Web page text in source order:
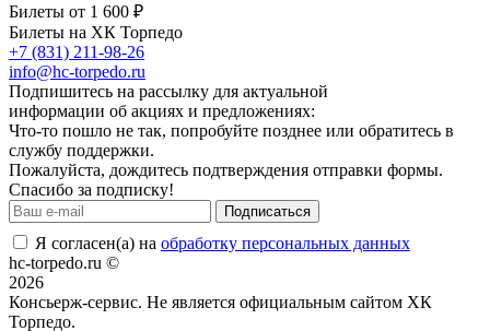
Билеты от 1 600 ₽
Билеты на ХК Торпедо
+7 (831) 211-98-26
info@hc-torpedo.ru
Подпишитесь на рассылку для актуальной
информации об акциях и предложениях:
Что-то пошло не так, попробуйте позднее или обратитесь в
службу поддержки.
Пожалуйста, дождитесь подтверждения отправки формы.
Спасибо за подписку!
Подписаться
Я согласен(а) на обработку персональных данных
hc-torpedo.ru ©
2026
Консьерж-сервис. Не является официальным сайтом ХК
Торпедо.